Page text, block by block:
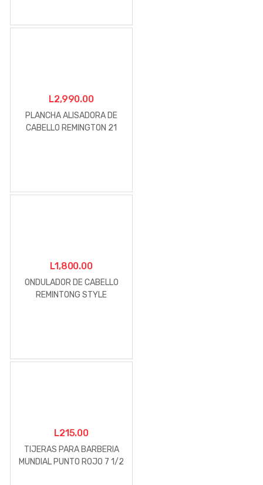
L2,990.00
PLANCHA ALISADORA DE
CABELLO REMINGTON 21
L1,800.00
ONDULADOR DE CABELLO
REMINTONG STYLE
L215.00
TIJERAS PARA BARBERIA
MUNDIAL PUNTO ROJO 7 1/2